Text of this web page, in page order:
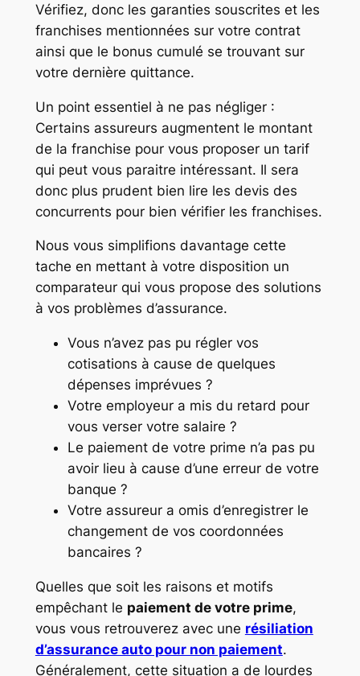
Vérifiez, donc les garanties souscrites et les
franchises mentionnées sur votre contrat
ainsi que le bonus cumulé se trouvant sur
votre dernière quittance.
Un point essentiel à ne pas négliger :
Certains assureurs augmentent le montant
de la franchise pour vous proposer un tarif
qui peut vous paraitre intéressant. Il sera
donc plus prudent bien lire les devis des
concurrents pour bien vérifier les franchises.
Nous vous simplifions davantage cette
tache en mettant à votre disposition un
comparateur qui vous propose des solutions
à vos problèmes d’assurance.
Vous n’avez pas pu régler vos
cotisations à cause de quelques
dépenses imprévues ?
Votre employeur a mis du retard pour
vous verser votre salaire ?
Le paiement de votre prime n’a pas pu
avoir lieu à cause d’une erreur de votre
banque ?
Votre assureur a omis d’enregistrer le
changement de vos coordonnées
bancaires ?
Quelles que soit les raisons et motifs
empêchant le paiement de votre prime,
vous vous retrouverez avec une résiliation
d’assurance auto pour non paiement.
Généralement, cette situation a de lourdes